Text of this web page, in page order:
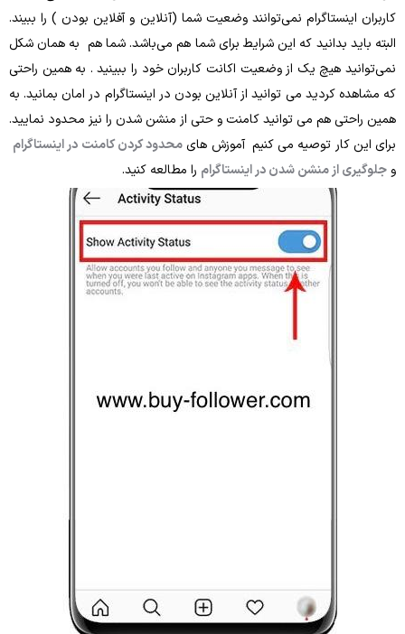
نمی‌توانند وضعیت شما (آنلاین و آفلاین بودن ) را ببیند.
که این شرایط برای شما هم می‌باشد. شما هم به همان شکل
یک از وضعیت اکانت کاربران خود را ببینید . به همین راحتی
می توانید از آنلاین بودن در اینستاگرام در امان بمانید. به
هم می توانید کامنت و حتی از منشن شدن را نیز محدود نمایید.
توصیه می کنیم آموزش های محدود کردن کامنت در اینستاگرام
منشن شدن در اینستاگرامرا مطالعه کنید.